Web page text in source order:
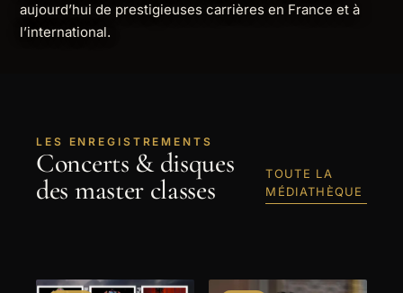
aujourd’hui de prestigieuses carrières en France et à
l’international.
LES ENREGISTREMENTS
Concerts & disques
des master classes
TOUTE LA
MÉDIATHÈQUE